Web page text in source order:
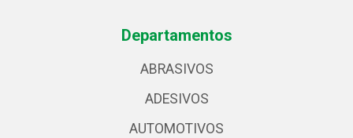
Departamentos
ABRASIVOS
ADESIVOS
AUTOMOTIVOS